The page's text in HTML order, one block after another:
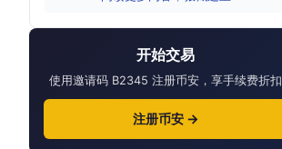
开始交易
使用邀请码 B2345 注册币安，享手续费折扣
注册币安 →